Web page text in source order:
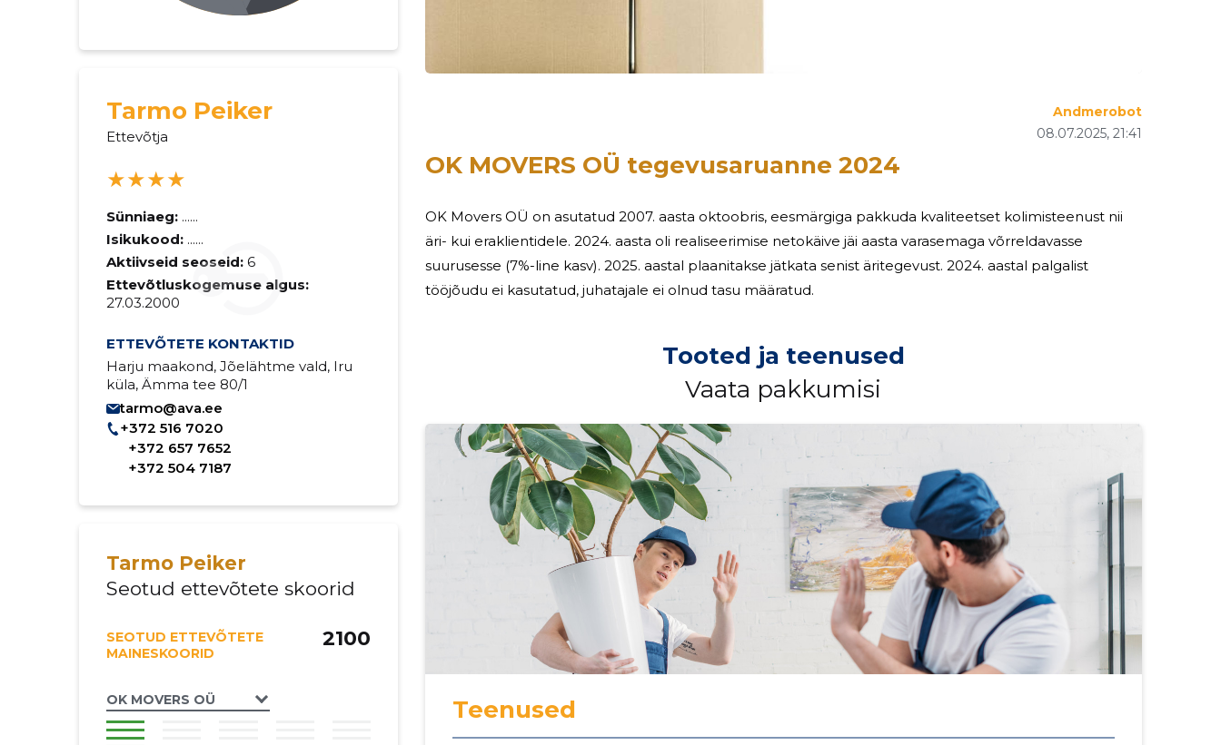
Tarmo Peiker
Ettevõtja
★★★★
Sünniaeg: ......
Isikukood: ......
Aktiivseid seoseid: 6
Ettevõtluskogemuse algus:
27.03.2000
ETTEVÕTETE KONTAKTID
Harju maakond, Jõelähtme vald, Iru
küla, Ämma tee 80/1
tarmo@ava.ee
+372 516 7020
+372 657 7652
+372 504 7187
Tarmo Peiker
Seotud ettevõtete skoorid
SEOTUD ETTEVÕTETE
MAINESKOORID
OK MOVERS OÜ
2100
OK MOVERS OÜ tegevusaruanne 2024
08.07.2025, 21:41
Andmerobot
OK Movers OÜ on asutatud 2007. aasta oktoobris, eesmärgiga pakkuda kvaliteetset kolimisteenust nii
äri- kui eraklientidele. 2024. aasta oli realiseerimise netokäive jäi aasta varasemaga võrreldavasse
suurusesse (7%-line kasv). 2025. aastal plaanitakse jätkata senist äritegevust. 2024. aastal palgalist
tööjõudu ei kasutatud, juhatajale ei olnud tasu määratud.
Tooted ja teenused
Vaata pakkumisi
Teenused